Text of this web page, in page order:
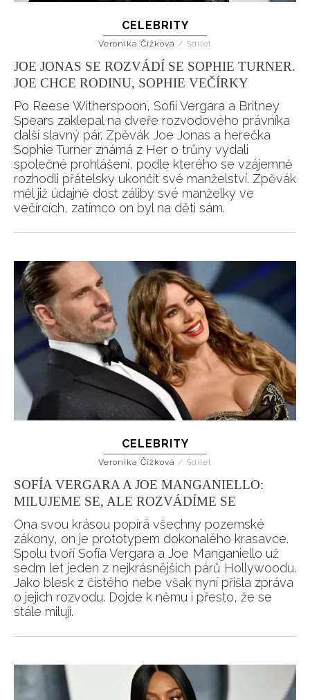
CELEBRITY
Veronika Čížková / Sdílet
JOE JONAS SE ROZVÁDÍ SE SOPHIE TURNER.
JOE CHCE RODINU, SOPHIE VEČÍRKY
Po Reese Witherspoon, Sofii Vergara a Britney
Spears zaklepal na dveře rozvodového právníka
další slavný pár. Zpěvák Joe Jonas a herečka
Sophie Turner známá z Her o trůny vydali
společné prohlášení, podle kterého se vzájemně
rozhodli přátelsky ukončit své manželství. Zpěvák
měl již údajně dost záliby své manželky ve
večírcích, zatímco on byl na děti sám.
CELEBRITY
Veronika Čížková / Sdílet
SOFÍA VERGARA A JOE MANGANIELLO:
MILUJEME SE, ALE ROZVÁDÍME SE
Ona svou krásou popírá všechny pozemské
zákony, on je prototypem dokonalého krasavce.
Spolu tvoří Sofía Vergara a Joe Manganiello už
sedm let jeden z nejkrásnějších párů Hollywoodu.
Jako blesk z čistého nebe však nyní přišla zpráva
o jejich rozvodu. Dojde k němu i přesto, že se
stále milují.